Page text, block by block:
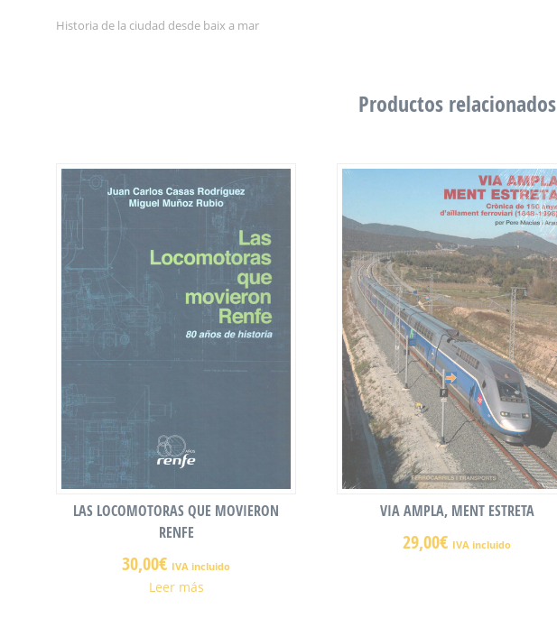
Historia de la ciudad desde baix a mar
Productos relacionados
LAS LOCOMOTORAS QUE MOVIERON
RENFE
30,00€ IVA incluido
Leer más
VIA AMPLA, MENT ESTRETA
29,00€ IVA incluido